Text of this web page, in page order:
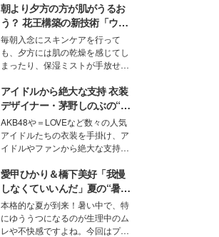
朝より夕方の方が肌がうるお
う？ 花王構築の新技術「ウォ
ーターキャプチャリングスキ
ン（捕水肌）」がスキンケア
の常識を変える予感
毎朝入念にスキンケアを行って
も、夕方には肌の乾燥を感じてし
まったり、保湿ミストが手放せな
な美容の常識を大きく変える可能
性を秘めた、革新的な「Water
Capturing Skin（ウォーターキャ
プチャリングスキン：捕水肌）」
技術を、花王が構築した。
アイドルから絶大な支持 衣装
デザイナー・茅野しのぶの“可
愛い”を作る美学＜「シチズン
クロスシー」インタビュー＞
AKB48や＝LOVEなど数々の人気
アイドルたちの衣装を手掛け、ア
イドルやファンから絶大な支持を
取締役兼クリエイティブディレク
ター・茅野しのぶ。一人ひとりの
個性に寄り添い、魅力を引き出す
衣装作りは、多くの女性たちに勇
気と自信を与え続けている。
愛甲ひかり＆橋下美好「我慢
しなくていいんだ」夏の“暑さ
対策”の新しい選択肢とは？
本格的な夏が到来！暑い中で、特
にゆううつになるのが生理中のム
レや不快感ですよね。今回はプラ